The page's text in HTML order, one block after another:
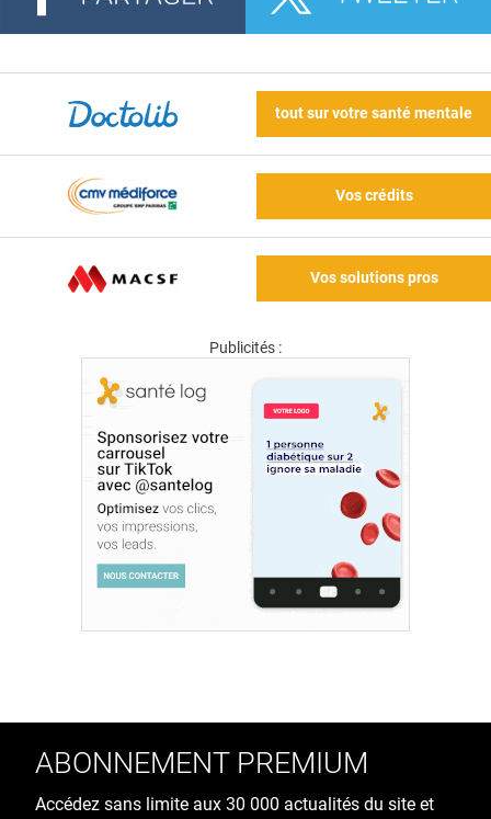
tout sur votre santé mentale
Vos crédits
Vos solutions pros
Publicités :
ABONNEMENT PREMIUM
Accédez sans limite aux 30 000 actualités du site et